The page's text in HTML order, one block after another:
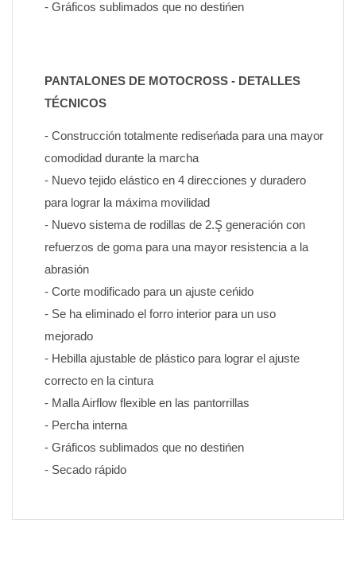
- Gráficos sublimados que no destińen
PANTALONES DE MOTOCROSS - DETALLES
TÉCNICOS
- Construcción totalmente rediseńada para una mayor
comodidad durante la marcha
- Nuevo tejido elástico en 4 direcciones y duradero
para lograr la máxima movilidad
- Nuevo sistema de rodillas de 2.Ş generación con
refuerzos de goma para una mayor resistencia a la
abrasión
- Corte modificado para un ajuste ceńido
- Se ha eliminado el forro interior para un uso
mejorado
- Hebilla ajustable de plástico para lograr el ajuste
correcto en la cintura
- Malla Airflow flexible en las pantorrillas
- Percha interna
- Gráficos sublimados que no destińen
- Secado rápido